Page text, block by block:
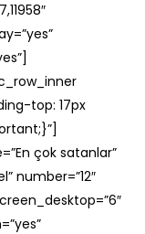
top: 17px
çok satanlar”
number=”12″